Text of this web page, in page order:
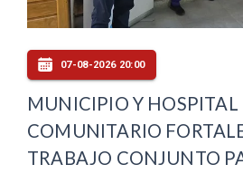
07-08-2026 20:00
MUNICIPIO Y HOSPITAL
COMUNITARIO
TRABAJO CONJUNTO